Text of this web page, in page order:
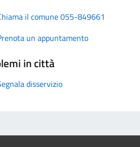
il comune 055-849661
un appuntamento
in città
disservizio